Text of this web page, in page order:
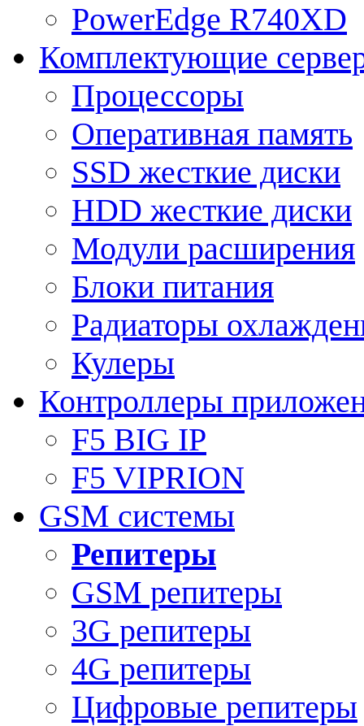
PowerEdge R740XD
Комплектующие
Процессоры
Оперативная память
SSD жесткие диски
HDD жесткие диски
Модули расширения
Блоки питания
Радиаторы
Кулеры
Контроллеры
F5 BIG IP
F5 VIPRION
GSM системы
Репитеры
GSM репитеры
3G репитеры
4G репитеры
Цифровые репитеры